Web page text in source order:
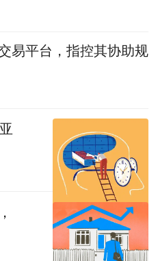
易平台，指控其协助规